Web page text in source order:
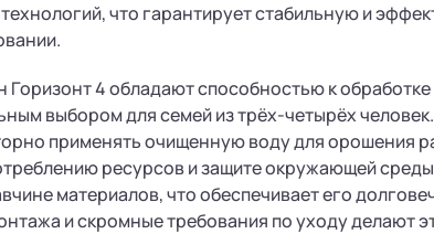
что гарантирует стабильную и
4 обладают способностью к
выбором для семей из трёх-четырёх
применять очищенную воду для орошения
ресурсов и защите окружающей
материалов, что обеспечивает его
и скромные требования по уходу делают